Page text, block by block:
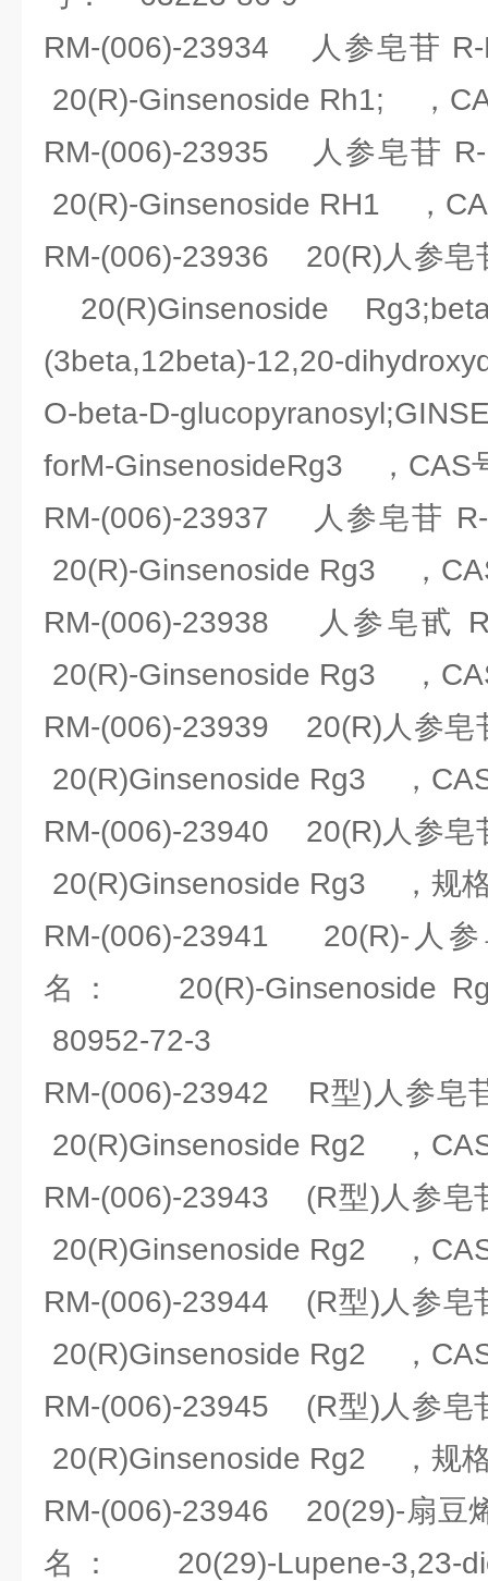
RM-(006)-23934 人参皂苷
20(R)-Ginsenoside Rh1; ，
RM-(006)-23935 人参皂苷
20(R)-Ginsenoside RH1 ，
RM-(006)-23936 20(R)人参
20(R)Ginsenoside
(3beta,12beta)-12,20-
O-beta-D-
forM-GinsenosideRg3 ，
RM-(006)-23937 人参皂苷
20(R)-Ginsenoside Rg3 ，
RM-(006)-23938 人参皂
20(R)-Ginsenoside Rg3 ，
RM-(006)-23939 20(R)人参
20(R)Ginsenoside Rg3 ，
RM-(006)-23940 20(R)人参
20(R)Ginsenoside Rg3 ，规
RM-(006)-23941 20(R)-人
名： 20(R)-Ginsenoside
80952-72-3
RM-(006)-23942 R型)人参
20(R)Ginsenoside Rg2 ，
RM-(006)-23943 (R型)人参
20(R)Ginsenoside Rg2 ，
RM-(006)-23944 (R型)人参
20(R)Ginsenoside Rg2 ，
RM-(006)-23945 (R型)人参
20(R)Ginsenoside Rg2 ，规
RM-(006)-23946 20(29)-扇
名： 20(29)-Lupene-